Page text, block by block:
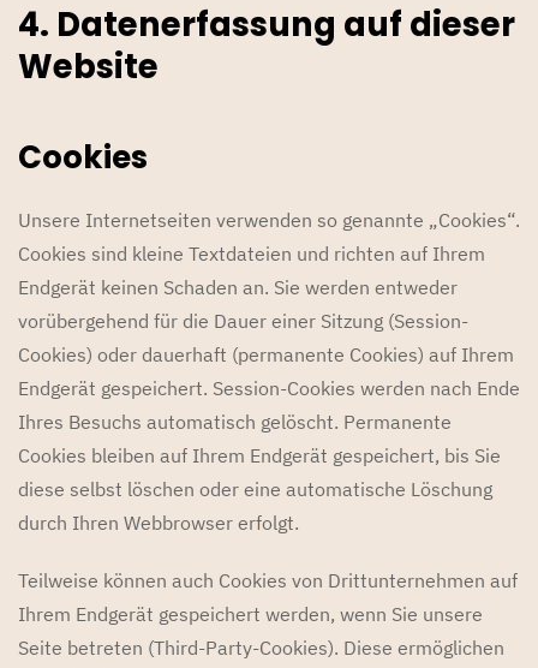
4. Datenerfassung auf dieser
Website
Cookies
Unsere Internetseiten verwenden so genannte „Cookies“.
Cookies sind kleine Textdateien und richten auf Ihrem
Endgerät keinen Schaden an. Sie werden entweder
vorübergehend für die Dauer einer Sitzung (Session-
Cookies) oder dauerhaft (permanente Cookies) auf Ihrem
Endgerät gespeichert. Session-Cookies werden nach Ende
Ihres Besuchs automatisch gelöscht. Permanente
Cookies bleiben auf Ihrem Endgerät gespeichert, bis Sie
diese selbst löschen oder eine automatische Löschung
durch Ihren Webbrowser erfolgt.
Teilweise können auch Cookies von Drittunternehmen auf
Ihrem Endgerät gespeichert werden, wenn Sie unsere
Seite betreten (Third-Party-Cookies). Diese ermöglichen